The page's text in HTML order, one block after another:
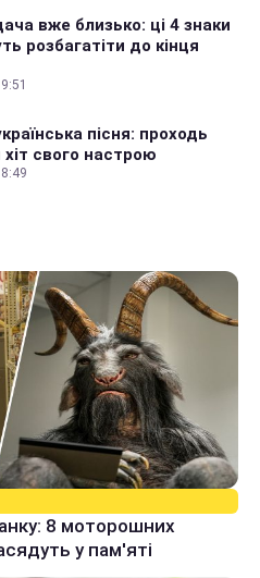
вже близько: ці 4 знаки
розбагатіти до кінця
пісня: проходь
хіт свого настрою
8 моторошних
у пам'яті